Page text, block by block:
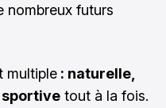
nombreux futurs
multiple : naturelle,
tout à la fois.